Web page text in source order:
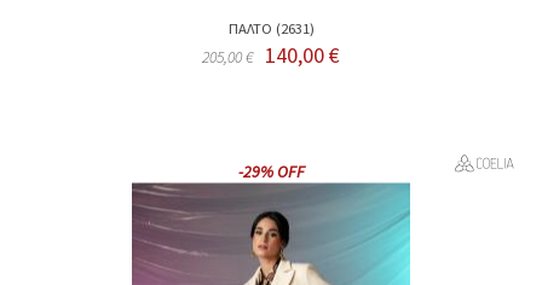
ΠΑΛΤΟ (2631)
205,00 € 140,00 €
-29% OFF